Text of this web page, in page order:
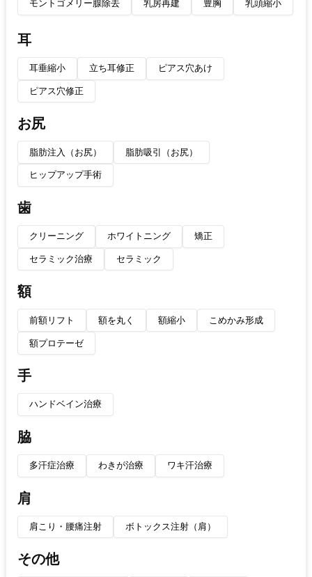
モントゴメリー腺除去 乳房再建 豊胸 乳頭縮小
耳
耳垂縮小 立ち耳修正 ピアス穴あけ
ピアス穴修正
お尻
脂肪注入（お尻） 脂肪吸引（お尻）
ヒップアップ手術
歯
クリーニング ホワイトニング 矯正
セラミック治療 セラミック
額
前額リフト 額を丸く 額縮小 こめかみ形成
額プロテーゼ
手
ハンドベイン治療
脇
多汗症治療 わきが治療 ワキ汗治療
肩
肩こり・腰痛注射 ボトックス注射（肩）
その他